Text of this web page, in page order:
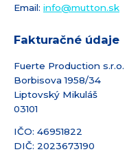
Email: info@mutton.sk
Fakturačné údaje
Fuerte Production s.r.o.
Borbisova 1958/34
Liptovský Mikuláš
03101
IČO: 46951822
DIČ: 2023673190